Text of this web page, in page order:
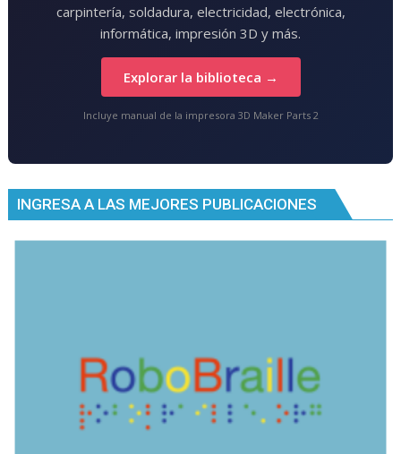
carpintería, soldadura, electricidad, electrónica,
informática, impresión 3D y más.
Explorar la biblioteca →
Incluye manual de la impresora 3D Maker Parts 2
INGRESA A LAS MEJORES PUBLICACIONES